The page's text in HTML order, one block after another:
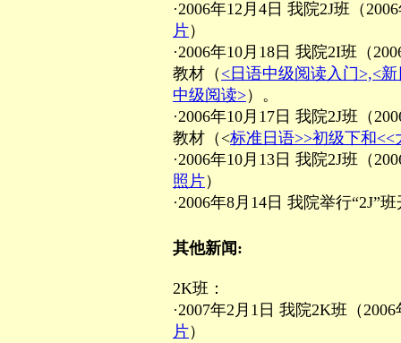
·2006年12月4日 我院2J班（
片）
·2006年10月18日 我院2I班（
教材（ <日语中级阅读入门>,<
中级阅读>）。
·2006年10月17日 我院2J班（
教材（<标准日语>>初级下和
·2006年10月13日 我院2J班（
照片）
·2006年8月14日 我院举行“2J”
其他新闻:
2K班：
·2007年2月1日 我院2K班（
片）